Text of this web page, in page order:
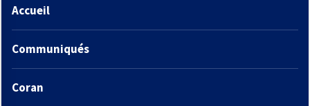
Accueil
Communiqués
Coran